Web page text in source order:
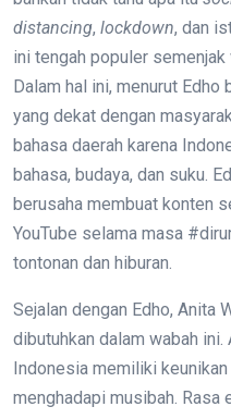
distancing, lockdown, dan
ini tengah populer
Dalam hal ini, menurut
yang dekat dengan
bahasa daerah karena
bahasa, budaya, dan suku.
berusaha membuat konten
YouTube selama masa
tontonan dan hiburan.
Sejalan dengan Edho, Anita
dibutuhkan dalam wabah
Indonesia memiliki
menghadapi musibah. Rasa